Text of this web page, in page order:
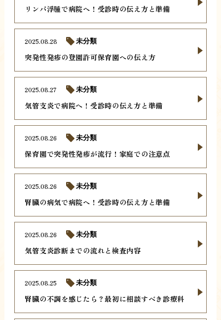
リンパ浮腫で病院へ！受診時の伝え方と準備
突発性発疹の登園許可保育園への伝え方
2025.08.28 未分類
気管支炎で病院へ！受診時の伝え方と準備
2025.08.27 未分類
保育園で突発性発疹が流行！家庭での注意点
2025.08.26 未分類
腎臓の病気で病院へ！受診時の伝え方と準備
2025.08.26 未分類
気管支炎診断までの流れと検査内容
2025.08.26 未分類
腎臓の不調を感じたら？最初に相談すべき診療科
2025.08.25 未分類